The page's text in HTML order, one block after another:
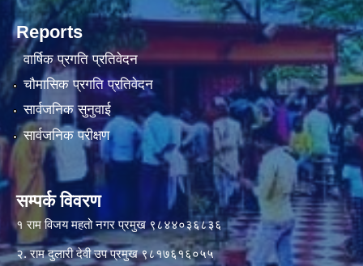
Reports
वार्षिक प्रगति प्रतिवेदन
चौमासिक प्रगति प्रतिवेदन
सार्वजनिक सुनुवाई
सार्वजनिक परीक्षण
सम्पर्क विवरण
१ राम विजय महतो नगर प्रमुख ९८४४०३६८३६
२. राम दुलारी देवी उप प्रमुख ९८१७६१६०५५